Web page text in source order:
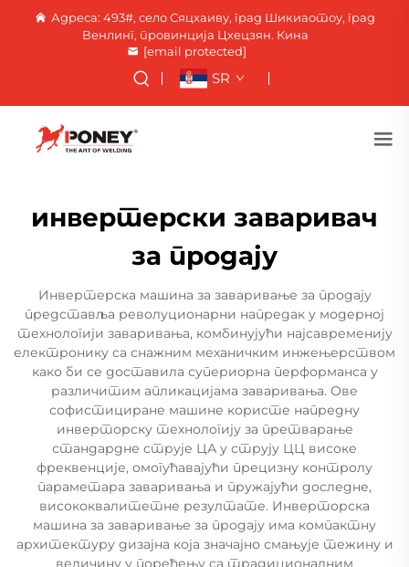
Адреса: 493#, село Сяцхаиву, град Шикиаотоу, град
Венлинг, провинција Цхецзян. Кина
[email protected]
SR
инвертерски заваривач
за продају
Инвертерска машина за заваривање за продају
представља револуционарни напредак у модерној
технологији заваривања, комбинујући најсавременију
електронику са снажним механичким инжењерством
како би се доставила супериорна перформанса у
различитим апликацијама заваривања. Ове
софистициране машине користе напредну
инверторску технологију за претварање
стандардне струје ЦА у струју ЦЦ високе
фреквенције, омогућавајући прецизну контролу
параметара заваривања и пружајући доследне,
висококвалитетне резултате. Инверторска
машина за заваривање за продају има компактну
архитектуру дизајна која значајно смањује тежину и
величину у поређењу са традиционалним